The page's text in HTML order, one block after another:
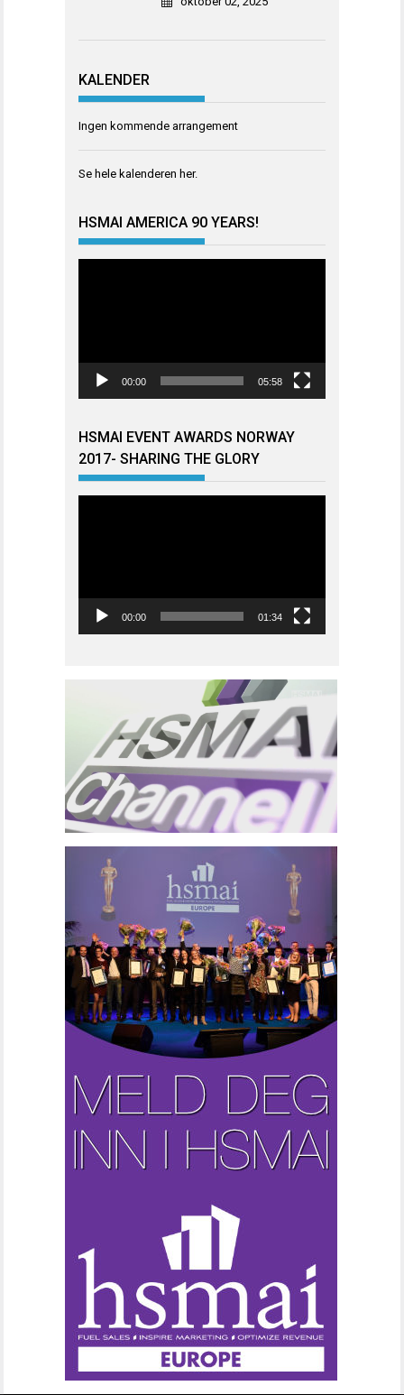
KALENDER
Ingen kommende arrangement
Se hele kalenderen her.
HSMAI AMERICA 90 YEARS!
00:00 05:58
HSMAI EVENT AWARDS NORWAY
2017- SHARING THE GLORY
00:00 01:34